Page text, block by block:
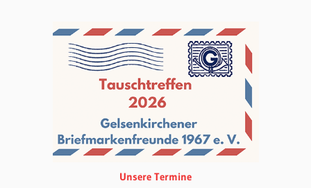
Unsere Termine